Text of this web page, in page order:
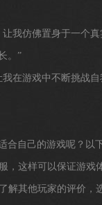
我仿佛置身于一个
。”
在游戏中不断挑战
合自己的游戏呢？以
，这样可以保证游戏
其他玩家的评价，